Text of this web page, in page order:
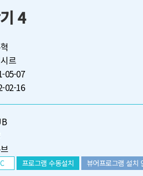
4
르
05-07
02-16
프로그램 수동설치 뷰어프로그램 설치